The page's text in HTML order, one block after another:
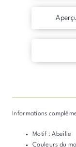
Informations
Motif : Abeille
Couleurs du